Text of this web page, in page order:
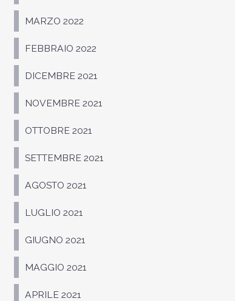
MARZO 2022
FEBBRAIO 2022
DICEMBRE 2021
NOVEMBRE 2021
OTTOBRE 2021
SETTEMBRE 2021
AGOSTO 2021
LUGLIO 2021
GIUGNO 2021
MAGGIO 2021
APRILE 2021